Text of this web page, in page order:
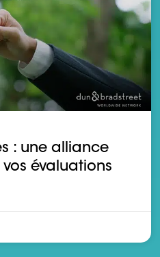
: une alliance
évaluations